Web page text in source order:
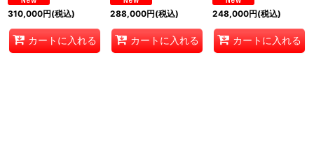
310,000円(税込)
カートに入れる
288,000円(税込)
カートに入れる
248,000円(税込)
カートに入れる